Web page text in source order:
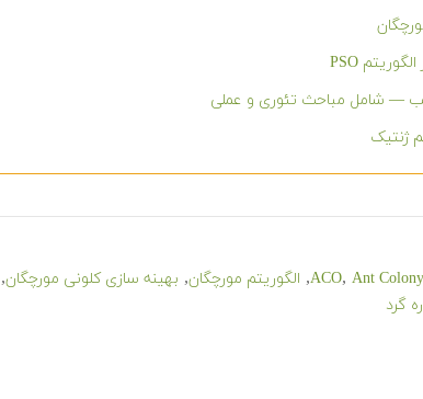
ژنتیک
ACO, Ant
, الگوریتم مورچگان, بهینه سازی کلونی مورچگان,
گرد